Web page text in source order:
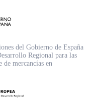
del Gobierno de España
Regional para las
mercancías en